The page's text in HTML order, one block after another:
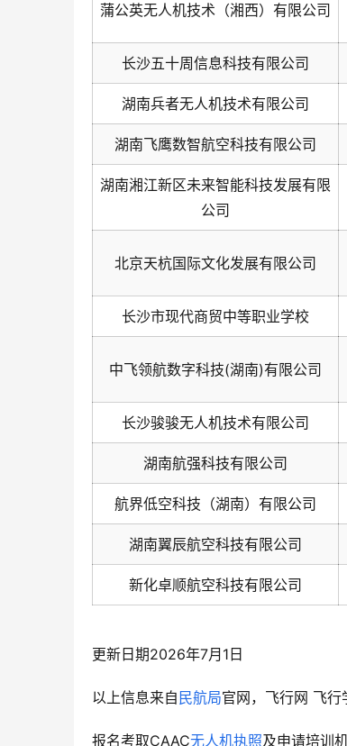
蒲公英无人机技术（湘西）有限公司
长沙五十周信息科技有限公司
湖南兵者无人机技术有限公司
湖南飞鹰数智航空科技有限公司
湖南湘江新区未来智能科技发展有限
公司
北京天杭国际文化发展有限公司
长沙市现代商贸中等职业学校
中飞领航数字科技(湖南)有限公司
长沙骏骏无人机技术有限公司
湖南航强科技有限公司
航界低空科技（湖南）有限公司
湖南翼辰航空科技有限公司
新化卓顺航空科技有限公司
更新日期2026年7月1日
以上信息来自 民航局官网，飞行网 飞行
报名考取CAAC无人机执照及申请培训